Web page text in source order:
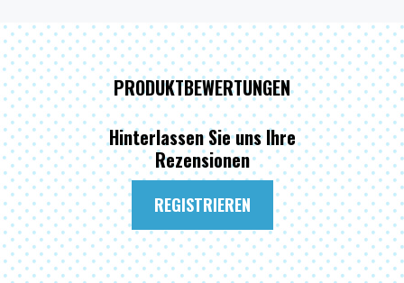
PRODUKTBEWERTUNGEN
Hinterlassen Sie uns Ihre
Rezensionen
REGISTRIEREN